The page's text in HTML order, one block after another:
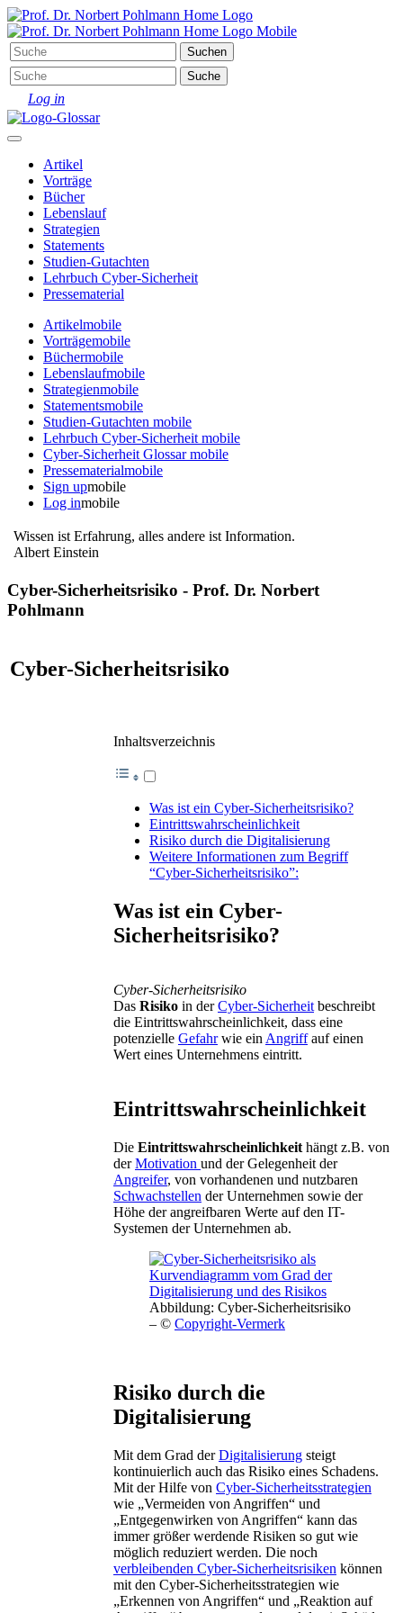
Log in
Artikel
Vorträge
Bücher
Lebenslauf
Strategien
Statements
Studien-Gutachten
Lehrbuch Cyber-Sicherheit
Pressematerial
Artikelmobile
Vorträgemobile
Büchermobile
Lebenslaufmobile
Strategienmobile
Statementsmobile
Studien-Gutachten mobile
Lehrbuch Cyber-Sicherheit mobile
Cyber-Sicherheit Glossarmobile
Pressematerialmobile
Sign upmobile
Log inmobile
Wissen ist Erfahrung, alles andere ist Information.
Albert Einstein
Cyber-Sicherheitsrisiko - Prof. Dr. Norbert
Pohlmann
Cyber-Sicherheitsrisiko
Inhaltsverzeichnis
Was ist ein Cyber-Sicherheitsrisiko?
Eintrittswahrscheinlichkeit
Risiko durch die Digitalisierung
Weitere Informationen zum Begriff
“Cyber-Sicherheitsrisiko”:
Was ist ein Cyber-
Sicherheitsrisiko?
Cyber-Sicherheitsrisiko
Das Risiko in derCyber-Sicherheit beschreibt
die Eintrittswahrscheinlichkeit, dass eine
potenzielle Gefahrwie ein Angriffauf einen
Wert eines Unternehmens eintritt.
Eintrittswahrscheinlichkeit
Die Eintrittswahrscheinlichkeit hängt z.B. von
derMotivation und der Gelegenheit der
Angreifer, von vorhandenen und nutzbaren
Schwachstellen der Unternehmen sowie der
Höhe der angreifbaren Werte auf den IT-
Systemen der Unternehmen ab.
Abbildung: Cyber-Sicherheitsrisiko
– © Copyright-Vermerk
Risiko durch die
Digitalisierung
Mit dem Grad derDigitalisierung steigt
kontinuierlich auch das Risiko eines Schadens.
Mit der Hilfe von Cyber-Sicherheitsstrategien
wie „Vermeiden von Angriffen“ und
„Entgegenwirken von Angriffen“ kann das
immer größer werdende Risiken so gut wie
möglich reduziert werden. Die noch
verbleibenden Cyber-Sicherheitsrisiken können
mit den Cyber-Sicherheitsstrategien wie
„Erkennen von Angriffen“ und „Reaktion auf